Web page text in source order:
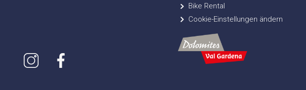
Bike Rental
Cookie-Einstellungen ändern